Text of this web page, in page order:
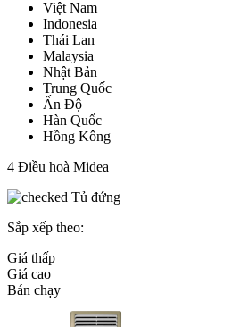
Việt Nam
Indonesia
Thái Lan
Malaysia
Nhật Bản
Trung Quốc
Ấn Độ
Hàn Quốc
Hồng Kông
4 Điều hoà Midea
Tủ đứng
Sắp xếp theo:
Giá thấp
Giá cao
Bán chạy